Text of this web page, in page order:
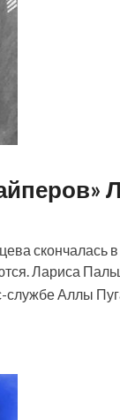
скончалась
Лариса
службе Аллы